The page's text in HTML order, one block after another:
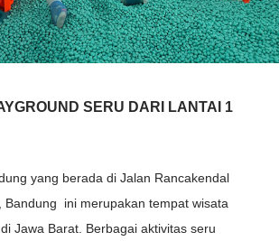
SERU DARI LANTAI 1
yang berada di Jalan Rancakendal
Bandung ini merupakan tempat wisata
Jawa Barat. Berbagai aktivitas seru